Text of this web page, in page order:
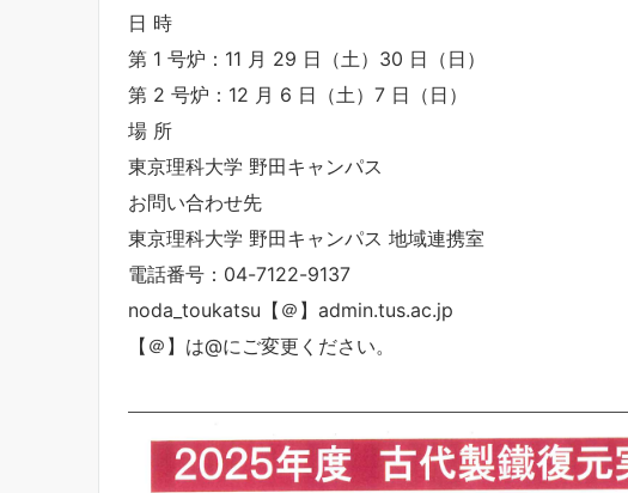
日 時
第 1 号炉：11 月 29 日（土）30 日（日）
第 2 号炉：12 月 6 日（土）7 日（日）
場 所
東京理科大学 野田キャンパス
お問い合わせ先
東京理科大学 野田キャンパス 地域連携室
電話番号：04-7122-9137
noda_toukatsu【＠】admin.tus.ac.jp
【＠】は@にご変更ください。